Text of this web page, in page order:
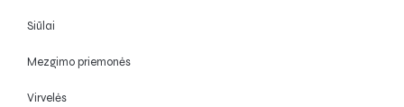
Siūlai
Mezgimo priemonės
Virvelės